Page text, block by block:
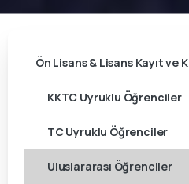
Ön Lisans & Lisans Kayıt ve
KKTC Uyruklu Öğrenciler
TC Uyruklu Öğrenciler
Uluslararası Öğrenciler